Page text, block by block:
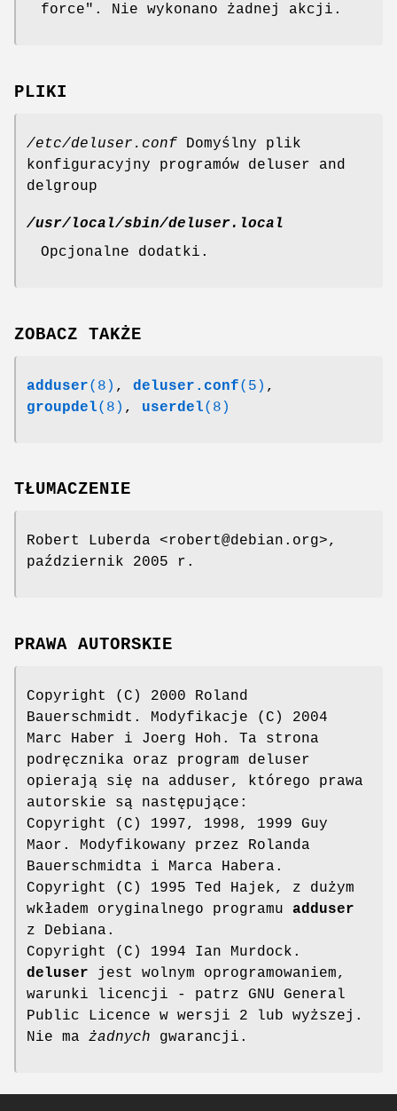
force". Nie wykonano żadnej akcji.
PLIKI
/etc/deluser.conf Domyślny plik
konfiguracyjny programów deluser and
delgroup
/usr/local/sbin/deluser.local
Opcjonalne dodatki.
ZOBACZ TAKŻE
adduser(8) , deluser.conf(5) ,
groupdel(8) , userdel(8)
TŁUMACZENIE
Robert Luberda <robert@debian.org>,
październik 2005 r.
PRAWA AUTORSKIE
Copyright (C) 2000 Roland
Bauerschmidt. Modyfikacje (C) 2004
Marc Haber i Joerg Hoh. Ta strona
podręcznika oraz program deluser
opierają się na adduser, którego prawa
autorskie są następujące:
Copyright (C) 1997, 1998, 1999 Guy
Maor. Modyfikowany przez Rolanda
Bauerschmidta i Marca Habera.
Copyright (C) 1995 Ted Hajek, z dużym
wkładem oryginalnego programu adduser
z Debiana.
Copyright (C) 1994 Ian Murdock.
deluser jest wolnym oprogramowaniem,
warunki licencji - patrz GNU General
Public Licence w wersji 2 lub wyższej.
Nie ma żadnych gwarancji.